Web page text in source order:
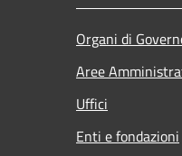
Organi di
Aree
Uffici
Enti e fondazioni